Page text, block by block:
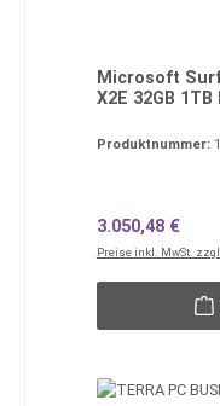
Microsoft
X2E 32GB
Produktnummer:
Regulärer Preis:
3.050,48 €
Preise inkl. MwSt.